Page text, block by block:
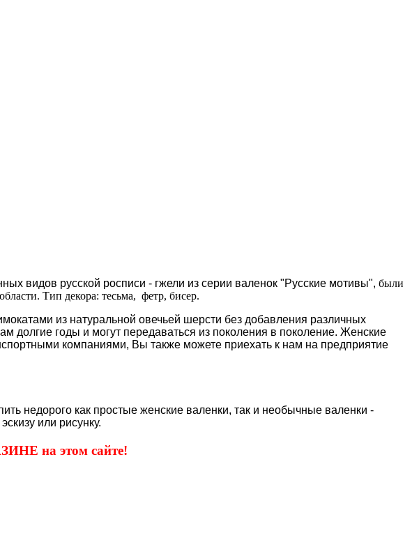
видов русской росписи - гжели из серии валенок "Русские мотивы", были
Тип декора: тесьма, фетр, бисер.
из натуральной овечьей шерсти без добавления различных
долгие годы и могут передаваться из поколения в поколение. Женские
компаниями, Вы также можете приехать к нам на предприятие
недорого как простые женские валенки, так и необычные валенки -
или рисунку.
на этом сайте!